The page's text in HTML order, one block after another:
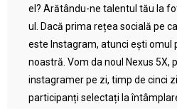
el? Arătându-ne talentul tău la
ul. Dacă prima rețea socială pe
este Instagram, atunci ești
noastră. Vom da noul Nexus 5X,
instagramer pe zi, timp de cinci
participanți selectați la